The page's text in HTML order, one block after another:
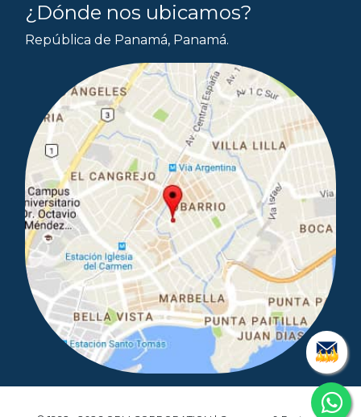
¿Dónde nos ubicamos?
República de Panamá, Panamá.